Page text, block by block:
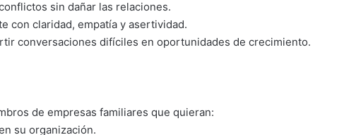
sin dañar las relaciones.
con claridad, empatía y asertividad.
conversaciones difíciles en oportunidades de crecimiento.
de empresas familiares que quieran:
su organización.